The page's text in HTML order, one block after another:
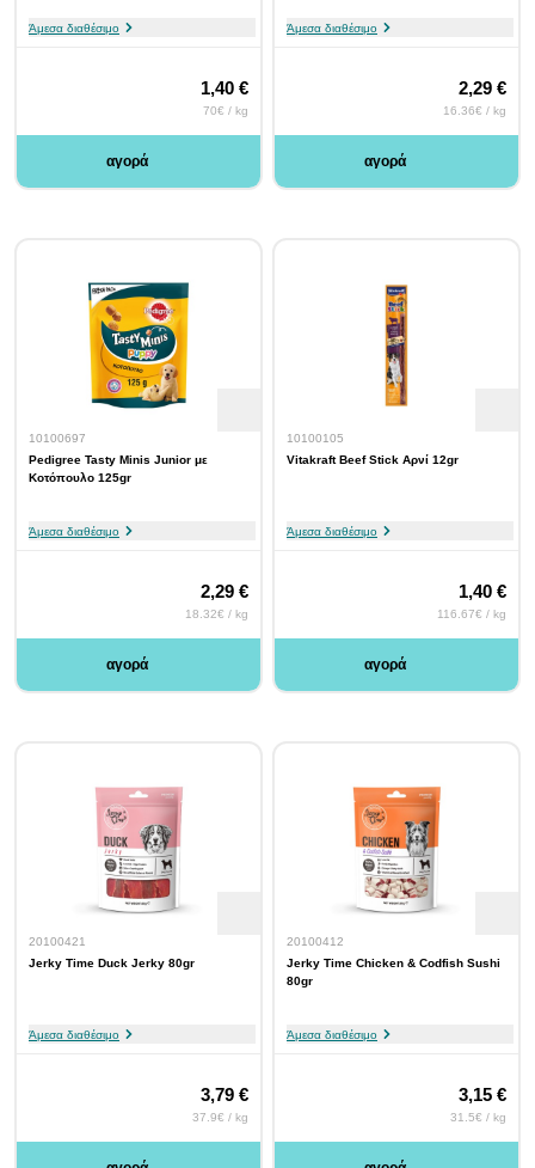
Άμεσα διαθέσιμο
1,40 €
70€ / kg
αγορά
Άμεσα διαθέσιμο
2,29 €
16.36€ / kg
αγορά
10100697
Pedigree Tasty Minis Junior με
Κοτόπουλο 125gr
Άμεσα διαθέσιμο
2,29 €
18.32€ / kg
αγορά
10100105
Vitakraft Beef Stick Αρνί 12gr
Άμεσα διαθέσιμο
1,40 €
116.67€ / kg
αγορά
20100421
Jerky Time Duck Jerky 80gr
Άμεσα διαθέσιμο
3,79 €
37.9€ / kg
20100412
Jerky Time Chicken & Codfish Sushi
80gr
Άμεσα διαθέσιμο
3,15 €
31.5€ / kg